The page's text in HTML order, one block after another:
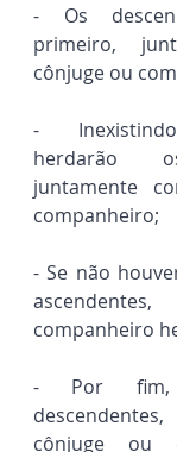
- Os
primeiro,
cônjuge ou
-
herdarão
juntamente
companheiro;
- Se não
companheiro
- Por fim,
cônjuge ou